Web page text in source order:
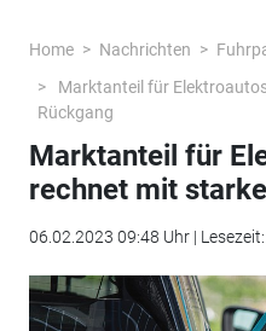
Home Nachrichten
Marktanteil für
Rückgang
Marktanteil für
rechnet mit
06.02.2023 09:48 Uhr |